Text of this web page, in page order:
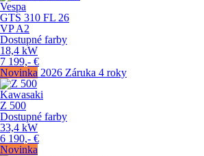
Vespa
GTS 310 FL 26
VPA2
Dostupné farby
18,4 kW
7 199,- €
Novinka 2026 Záruka 4 roky
Kawasaki
Z 500
Dostupné farby
33,4 kW
6 190,- €
Novinka